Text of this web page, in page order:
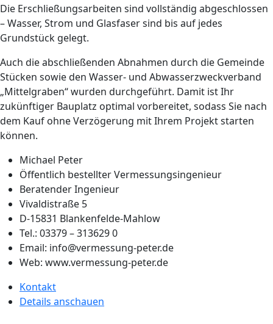
Die Erschließungsarbeiten sind vollständig abgeschlossen
– Wasser, Strom und Glasfaser sind bis auf jedes
Grundstück gelegt.
Auch die abschließenden Abnahmen durch die Gemeinde
Stücken sowie den Wasser- und Abwasserzweckverband
„Mittelgraben“ wurden durchgeführt. Damit ist Ihr
zukünftiger Bauplatz optimal vorbereitet, sodass Sie nach
dem Kauf ohne Verzögerung mit Ihrem Projekt starten
können.
Michael Peter
Öffentlich bestellter Vermessungsingenieur
Beratender Ingenieur
Vivaldistraße 5
D-15831 Blankenfelde-Mahlow
Tel.: 03379 – 313629 0
Email: info@vermessung-peter.de
Web: www.vermessung-peter.de
Kontakt
Details anschauen